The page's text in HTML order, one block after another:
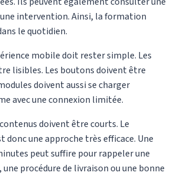
intervention. Ainsi, la formation
le quotidien.
mobile doit rester simple. Les
lisibles. Les boutons doivent être
doivent aussi se charger
avec une connexion limitée.
doivent être courts. Le
donc une approche très efficace. Une
peut suffire pour rappeler une
procédure de livraison ou une bonne